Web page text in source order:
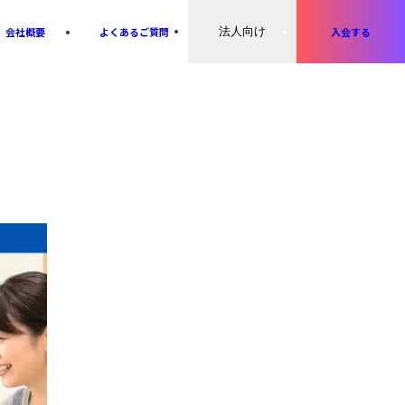
会社概要 よくあるご質問 法人向け 入会する